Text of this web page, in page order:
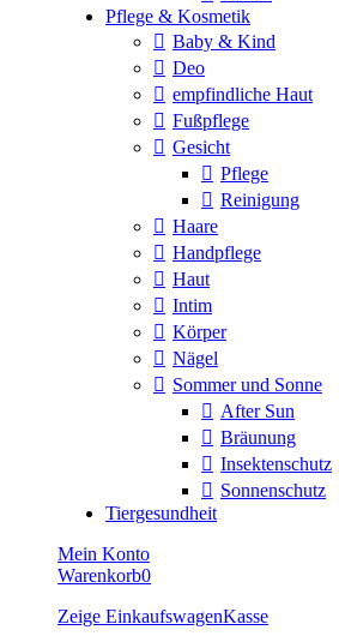
Pflege & Kosmetik
Baby & Kind
Deo
empfindliche Haut
Fußpflege
Gesicht
Pflege
Reinigung
Haare
Handpflege
Haut
Intim
Körper
Nägel
Sommer und Sonne
After Sun
Bräunung
Insektenschutz
Sonnenschutz
Tiergesundheit
Mein Konto
Warenkorb0
Zeige EinkaufswagenKasse